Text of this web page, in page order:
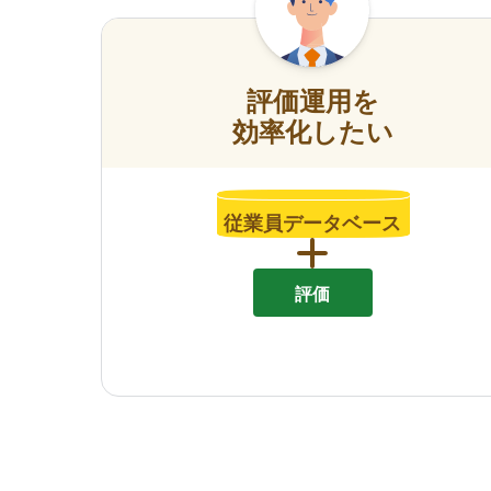
評価運用を
効率化したい
従業員データベース
評価